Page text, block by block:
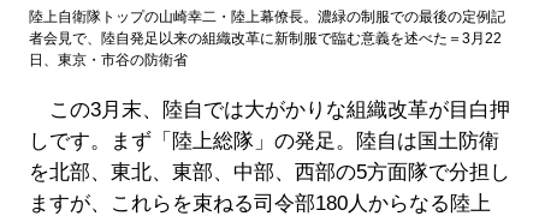
陸上自衛隊トップの山崎幸二・陸上幕僚長。濃緑の制服での最後の定例記
者会見で、陸自発足以来の組織改革に新制服で臨む意義を述べた＝3月22
日、東京・市谷の防衛省
この3月末、陸自では大がかりな組織改革が目白押
しです。まず「陸上総隊」の発足。陸自は国土防衛
を北部、東北、東部、中部、西部の5方面隊で分担し
ますが、これらを束ねる司令部180人からなる陸上